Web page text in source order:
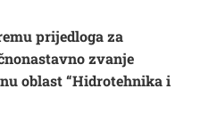
prijedloga za
zvanje
oblast “Hidrotehnika i